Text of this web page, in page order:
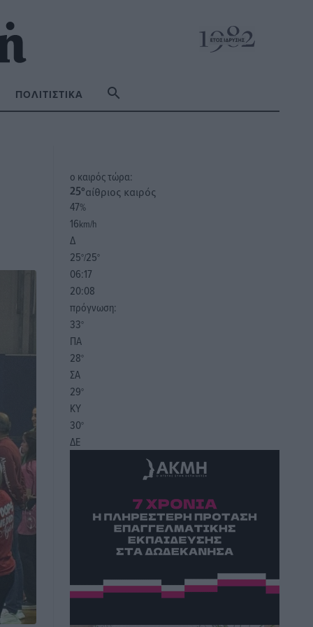
ΠΟΛΙΤΙΣΤΙΚΆ
o καιρός τώρα:
25°αίθριος καιρός
47%
16km/h
Δ
25°/25°
06:17
20:08
πρόγνωση:
33°
ΠΑ
28°
ΣΑ
29°
ΚΥ
30°
ΔΕ